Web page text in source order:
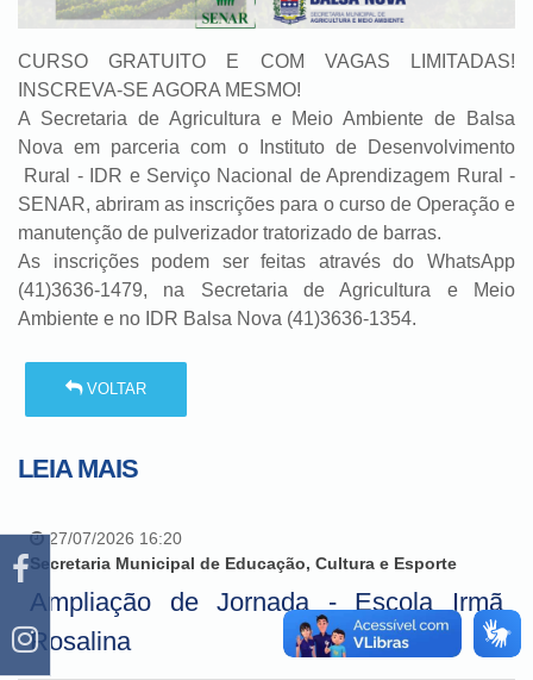
CURSO GRATUITO E COM VAGAS LIMITADAS!
INSCREVA-SE AGORA MESMO!
A Secretaria de Agricultura e Meio Ambiente de Balsa
Nova em parceria com o Instituto de Desenvolvimento
Rural - IDR e Serviço Nacional de Aprendizagem Rural -
SENAR, abriram as inscrições para o curso de Operação e
manutenção de pulverizador tratorizado de barras.
As inscrições podem ser feitas através do WhatsApp
(41)3636-1479, na Secretaria de Agricultura e Meio
Ambiente e no IDR Balsa Nova (41)3636-1354.
VOLTAR
LEIA MAIS
27/07/2026 16:20
Secretaria Municipal de Educação, Cultura e Esporte
Ampliação de Jornada - Escola Irmã
Rosalina